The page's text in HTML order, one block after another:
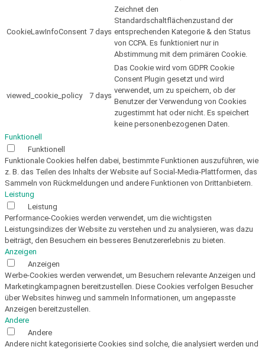
CookieLawInfoConsent 7 days
Zeichnet den
Standardschaltflächenzustand der
entsprechenden Kategorie & den Status
von CCPA. Es funktioniert nur in
Abstimmung mit dem primären Cookie.
viewed_cookie_policy 7 days
Das Cookie wird vom GDPR Cookie
Consent Plugin gesetzt und wird
verwendet, um zu speichern, ob der
Benutzer der Verwendung von Cookies
zugestimmt hat oder nicht. Es speichert
keine personenbezogenen Daten.
Funktionell
Funktionell
Funktionale Cookies helfen dabei, bestimmte Funktionen auszuführen, wie
z. B. das Teilen des Inhalts der Website auf Social-Media-Plattformen, das
Sammeln von Rückmeldungen und andere Funktionen von Drittanbietern.
Leistung
Leistung
Performance-Cookies werden verwendet, um die wichtigsten
Leistungsindizes der Website zu verstehen und zu analysieren, was dazu
beiträgt, den Besuchern ein besseres Benutzererlebnis zu bieten.
Anzeigen
Anzeigen
Werbe-Cookies werden verwendet, um Besuchern relevante Anzeigen und
Marketingkampagnen bereitzustellen. Diese Cookies verfolgen Besucher
über Websites hinweg und sammeln Informationen, um angepasste
Anzeigen bereitzustellen.
Andere
Andere
Andere nicht kategorisierte Cookies sind solche, die analysiert werden und